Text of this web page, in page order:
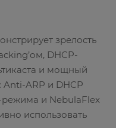
зрелость
DHCP-
и мощный
Anti-ARP и DHCP
режима и NebulaFlex
использовать